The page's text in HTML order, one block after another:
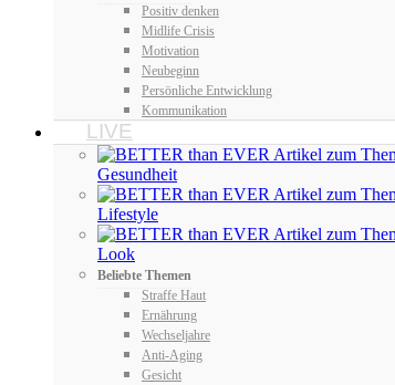
Positiv denken
Midlife Crisis
Motivation
Neubeginn
Persönliche Entwicklung
Kommunikation
LIVE
Gesundheit
Lifestyle
Look
Beliebte Themen
Straffe Haut
Ernährung
Wechseljahre
Anti-Aging
Gesicht